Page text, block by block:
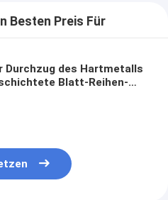
Besten Preis Für
Durchzug des Hartmetalls
Blatt-Reihen-